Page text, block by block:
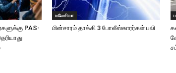
PAS-
மலேசியா
மின்சாரம் தாக்கி 3 போலீஸ்காரர்கள் பலி